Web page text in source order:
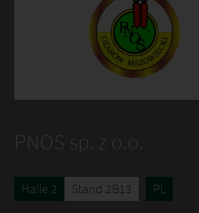
PNOS sp. z o.o.
Halle 2 Stand 2B13 PL